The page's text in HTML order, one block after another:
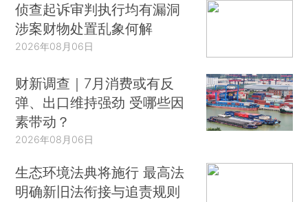
侦查起诉审判执行均有漏洞
涉案财物处置乱象何解
2026年08月06日
财新调查｜7月消费或有反
弹、出口维持强劲 受哪些因
素带动？
2026年08月06日
生态环境法典将施行 最高法
明确新旧法衔接与追责规则